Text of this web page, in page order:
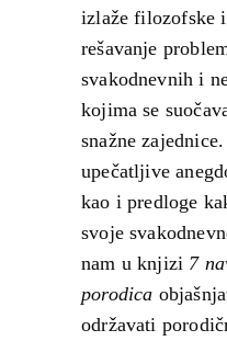
izlaže filozofske
rešavanje
svakodnevnih i
kojima se
snažne
upečatljive
kao i predloge
svoje
nam u knjizi 7
porodica
održavati